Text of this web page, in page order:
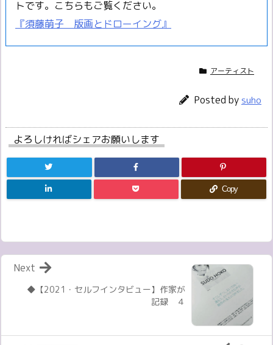
トです。こちらもご覧ください。
『須藤萌子 版画とドローイング』
アーティスト
Posted by suho
よろしければシェアお願いします
Copy
◆【2021・セルフインタビュー】作家が
記録 ４
Next